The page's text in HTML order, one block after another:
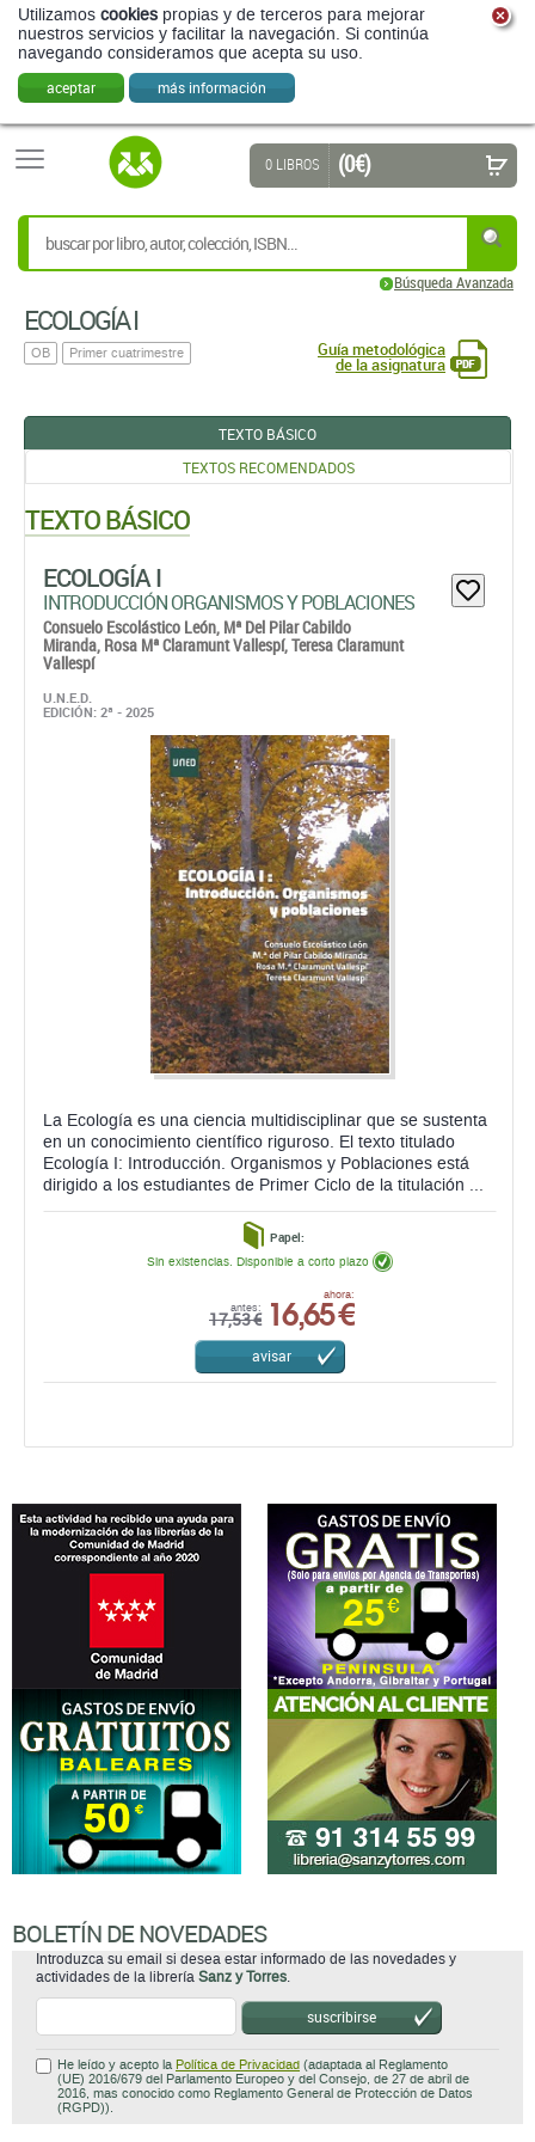
Utilizamos cookies propias y de terceros para mejorar
nuestros servicios y facilitar la navegación. Si continúa
navegando consideramos que acepta su uso.
aceptar más información
Búsqueda Avanzada
0 LIBROS (0 €)
ECOLOGÍA I
OB Primer cuatrimestre Guía metodológica
de la asignatura
TEXTO BÁSICO
TEXTOS RECOMENDADOS
TEXTO BÁSICO
ECOLOGÍA I
INTRODUCCIÓN ORGANISMOS Y POBLACIONES
Consuelo Escolástico León, Mª Del Pilar Cabildo
Miranda, Rosa Mª Claramunt Vallespí,Teresa Claramunt
Vallespí
U.N.E.D.
EDICIÓN: 2ª - 2025
La Ecología es una ciencia multidisciplinar que se sustenta
en un conocimiento científico riguroso. El texto titulado
Ecología I: Introducción. Organismos y Poblaciones está
dirigido a los estudiantes de Primer Ciclo de la titulación ...
Papel:
antes:
17,53 €
ahora:
16,65 €
Sin existencias. Disponible a corto plazo
avisar
BOLETÍN DE NOVEDADES
Introduzca su email si desea estar informado de las novedades y
actividades de la librería Sanz y Torres.
suscribirse
He leído y acepto la Política de Privacidad (adaptada al Reglamento
(UE) 2016/679 del Parlamento Europeo y del Consejo, de 27 de abril de
2016, mas conocido como Reglamento General de Protección de Datos
(RGPD)).